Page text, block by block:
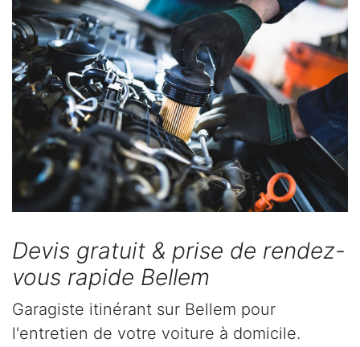
Devis gratuit & prise de rendez-
vous rapide Bellem
Garagiste itinérant sur Bellem pour
l'entretien de votre voiture à domicile.